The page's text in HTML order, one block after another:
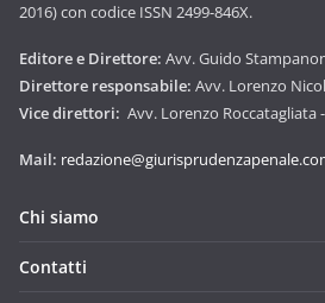
2016) con codice ISSN 2499-846X.
Editore e Direttore: Avv. Guido
Direttore responsabile: Avv. Lorenzo
Vice direttori: Avv. Lorenzo Roccatagliata
Mail:
Chi siamo
Contatti